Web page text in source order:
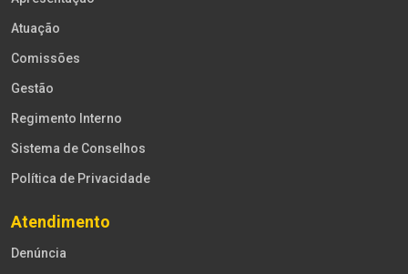
Atuação
Comissões
Gestão
Regimento Interno
Sistema de Conselhos
Política de Privacidade
Atendimento
Denúncia